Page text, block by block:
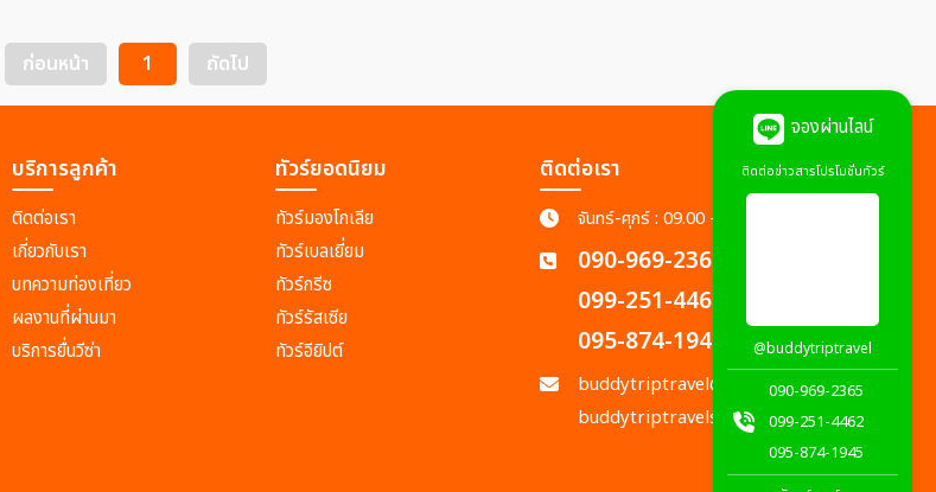
ก่อนหน้า 1 ถัดไป
บริการลูกค้า
ติดต่อเรา
เกี่ยวกับเรา
บทความท่องเที่ยว
ผลงานที่ผ่านมา
บริการยื่นวีซ่า
ทัวร์ยอดนิยม
ทัวร์มองโกเลีย
ทัวร์เบลเยี่ยม
ทัวร์กรีซ
ทัวร์รัสเซีย
ทัวร์อียิปต์
ติดต่อเรา
จันทร์-ศุกร์ : 09.00 - 18.00 น.
090-969-2365
099-251-4462
095-874-1945
buddytriptravel@gmail.com
buddytriptravels@gmail.com
จองผ่านไลน์
ติดต่อข่าวสารโปรโมชั่นทัวร์
@buddytriptravel
090-969-2365
099-251-4462
095-874-1945